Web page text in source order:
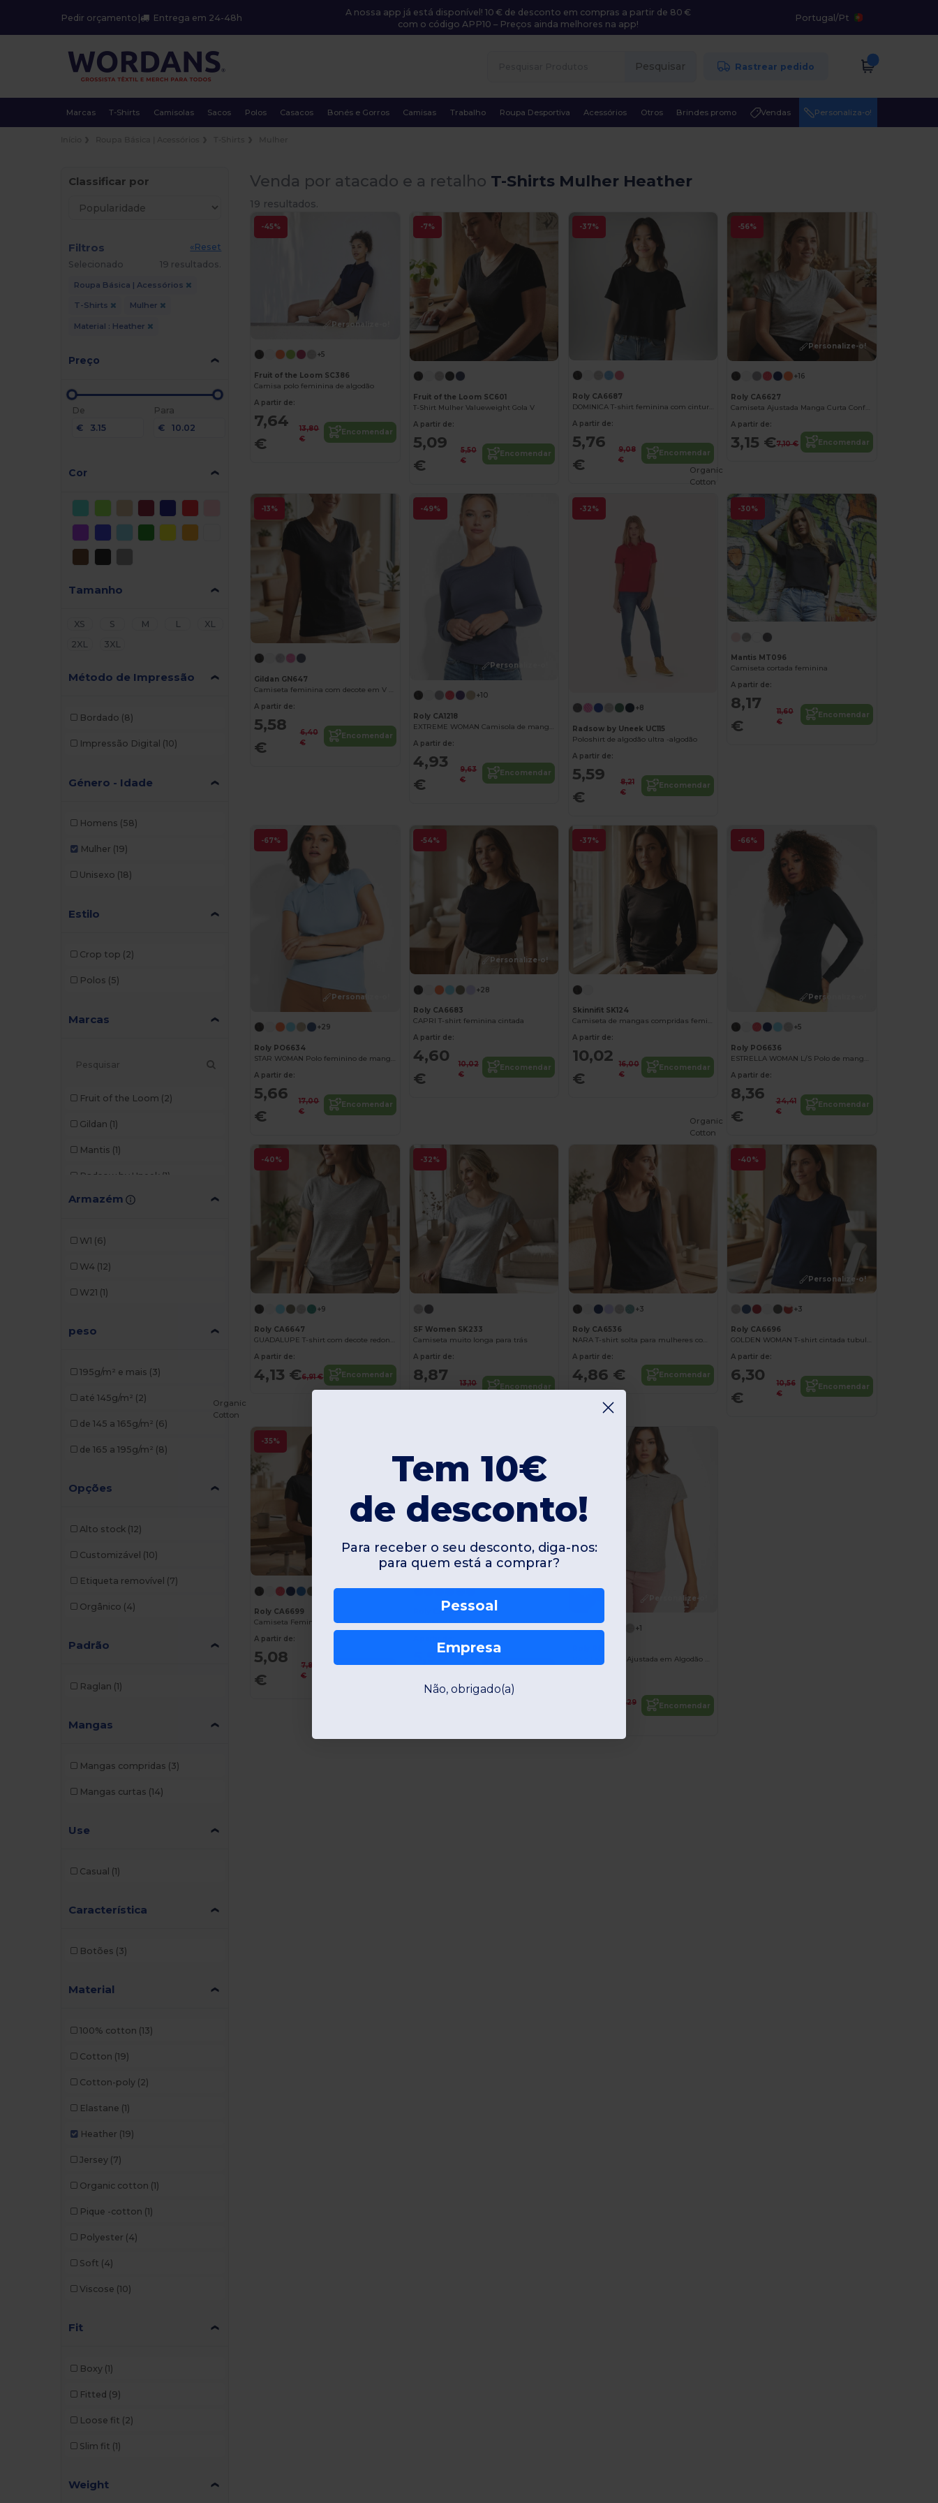
Pedir orçamento | Entrega em 24-48h
A nossa app já está disponível! 10 € de desconto em compras a partir de 80 €
com o código APP10 – Preços ainda melhores na app!
Portugal/Pt
Pesquisar Rastrear pedido
Marcas T-Shirts Camisolas Sacos Polos Casacos Bonés e Gorros Camisas Trabalho Roupa Desportiva Acessórios Otros Brindes promo Vendas Personaliza-o!
Classificar por
Filtros
«Reset
Selecionado
19 resultados.
Roupa Básica | Acessórios
T-Shirts Mulher
Material : Heather
Preço
De
€
Para
€
Cor
Tamanho
XS S M L
XL
2XL
3XL
Método de Impressão
Bordado (8)
Impressão Digital (10)
Género - Idade
Homens (58)
Mulher (19)
Unisexo (18)
Estilo
Crop top (2)
Polos (5)
Marcas
Fruit of the Loom (2)
Gildan (1)
Mantis (1)
Radsow by Uneek (1)
Roly (12)
Armazém
W1 (6)
W4 (12)
W21 (1)
peso
195g/m² e mais (3)
até 145g/m² (2)
de 145 a 165g/m² (6)
de 165 a 195g/m² (8)
Opções
Alto stock (12)
Customizável (10)
Etiqueta removível (7)
Orgânico (4)
Padrão
Raglan (1)
Mangas
Mangas compridas (3)
Mangas curtas (14)
Use
Casual (1)
Característica
Botões (3)
Material
100% cotton (13)
Cotton (19)
Cotton-poly (2)
Elastane (1)
Heather (19)
Jersey (7)
Organic cotton (1)
Pique -cotton (1)
Polyester (4)
Soft (4)
Viscose (10)
Fit
Boxy (1)
Fitted (9)
Loose fit (2)
Slim fit (1)
Weight
Venda por atacado e a retalho T-Shirts Mulher Heather
19 resultados.
-45%
Personalize-o!
+5
Fruit of the Loom SC386
Camisa polo feminina de algodão
A partir de:
7,64
€
13,80
€
Encomendar
-7%
Fruit of the Loom SC601
T-Shirt Mulher Valueweight Gola V
A partir de:
5,09
€
5,50
€
Encomendar
-37%
Roly CA6687
DOMINICA T-shirt feminina com cintura curta e folgada
A partir de:
5,76
€
9,08
€
Encomendar
-56%
Personalize-o!
+16
Roly CA6627
Camiseta Ajustada Manga Curta Conforto Jamaica
A partir de:
3,15 €7,10 € Encomendar
-13%
Gildan GN647
Camiseta feminina com decote em V 100% algodão
A partir de:
5,58
€
6,40
€
Encomendar
-49%
Personalize-o!
+10
Roly CA1218
EXTREME WOMAN Camisola de manga comprida
A partir de:
4,93
€
9,63
€
Encomendar
-32%
+8
Radsow by Uneek UC115
Poloshirt de algodão ultra -algodão
A partir de:
5,59
€
8,21
€
Encomendar
-30%
Organic
Cotton
Mantis MT096
Camiseta cortada feminina
A partir de:
8,17
€
11,60
€
Encomendar
-67%
Personalize-o!
+29
Roly PO6634
STAR WOMAN Polo feminino de manga curta
A partir de:
5,66
€
17,00
€
Encomendar
-54%
Personalize-o!
+28
Roly CA6683
CAPRI T-shirt feminina cintada
A partir de:
4,60
€
10,02
€
Encomendar
-37%
Skinnifit SK124
Camiseta de mangas compridas femininas
A partir de:
10,02
€
16,00
€
Encomendar
-66%
Personalize-o!
+5
Roly PO6636
ESTRELLA WOMAN L/S Polo de manga comprida
A partir de:
8,36
€
24,41
€
Encomendar
-40%
+9
Roly CA6647
GUADALUPE T-shirt com decote redondo debruado e pronunciado
A partir de:
4,13 €6,91 € Encomendar
-32%
SF Women SK233
Camiseta muito longa para trás
A partir de:
8,87
13,10
Encomendar
+3
Roly CA6536
NARA T-shirt solta para mulheres com alças largas
A partir de:
4,86 € Encomendar
-40%
Organic
Cotton
Personalize-o!
+3
Roly CA6696
GOLDEN WOMAN T-shirt cintada tubular em algodão orgânico
A partir de:
6,30
€
10,56
€
Encomendar
-35%
Organic
Cotton
Personalize-o!
Roly CA6699
Camiseta Feminina Ajustada em Algodão Orgânico Certificado
A partir de:
5,08
€
7,83
€
Roly CA6661
FOX WOMAN T-shirt feminina em tecido com efeito vigoré
5,90
€
7,15
Personalize-o!
+1
Polo Feminina Ajustada em Algodão Orgânico OCS
13,29
Encomendar
Tem 10€
de desconto!
Para receber o seu desconto, diga-nos:
para quem está a comprar?
Pessoal
Empresa
Não, obrigado(a)